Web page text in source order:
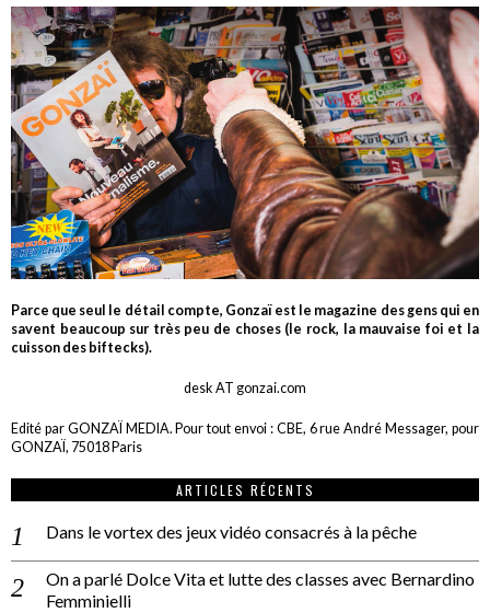
Parce que seul le détail compte, Gonzaï est le magazine des gens qui en
savent beaucoup sur très peu de choses (le rock, la mauvaise foi et la
cuisson des biftecks).
desk AT gonzai.com
Edité par GONZAÏ MEDIA. Pour tout envoi : CBE, 6 rue André Messager, pour
GONZAÏ, 75018 Paris
ARTICLES RÉCENTS
Dans le vortex des jeux vidéo consacrés à la pêche
On a parlé Dolce Vita et lutte des classes avec Bernardino
Femminielli